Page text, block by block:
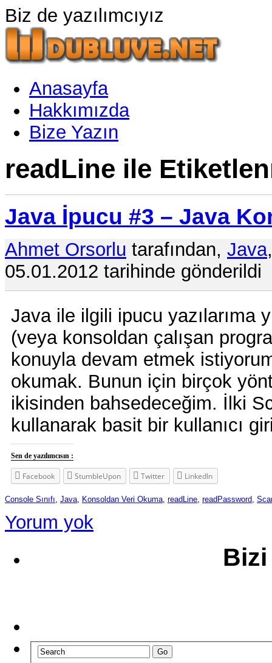
Biz de yazılımcıyız
Anasayfa
Hakkımızda
Bize Yazın
readLine ile
Java İpucu #3 – Java
Ahmet Orsorlu tarafından, Java
05.01.2012 tarihinde gönderildi
Java ile ilgili ipucu yazılarıma
(veya konsoldan çalışan
konuyla devam etmek
okumak. Bunun için birçok
ikisinden bahsedeceğim. İlki
kullanarak basit bir kullanıcı
Sen de yazılımcısın :
Facebook StumbleUpon Twitter LinkedIn
Console Sınıfı, Java, Konsoldan Veri Okuma, readLine, readPassword,
Yorum yok